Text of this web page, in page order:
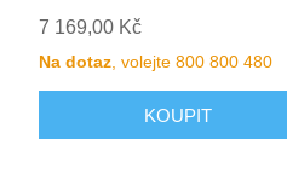
7 169,00 Kč
Na dotaz, volejte 800 800 480